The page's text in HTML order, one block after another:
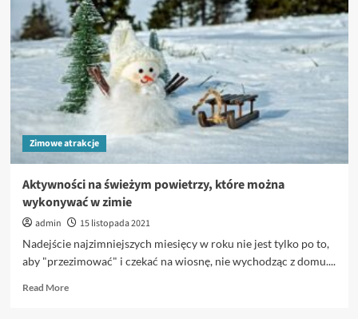
alpejskie
Zimowe atrakcje
Aktywności na świeżym powietrzy, które można
wykonywać w zimie
admin
15 listopada 2021
Nadejście najzimniejszych miesięcy w roku nie jest tylko po to,
aby "przezimować" i czekać na wiosnę, nie wychodząc z domu....
Read MoreRead